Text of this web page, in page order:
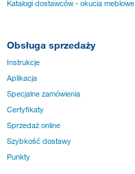
Katalogi dostawców - okucia meblowe
Obsługa sprzedaży
Instrukcje
Aplikacja
Specjalne zamówienia
Certyfikaty
Sprzedaż online
Szybkość dostawy
Punkty